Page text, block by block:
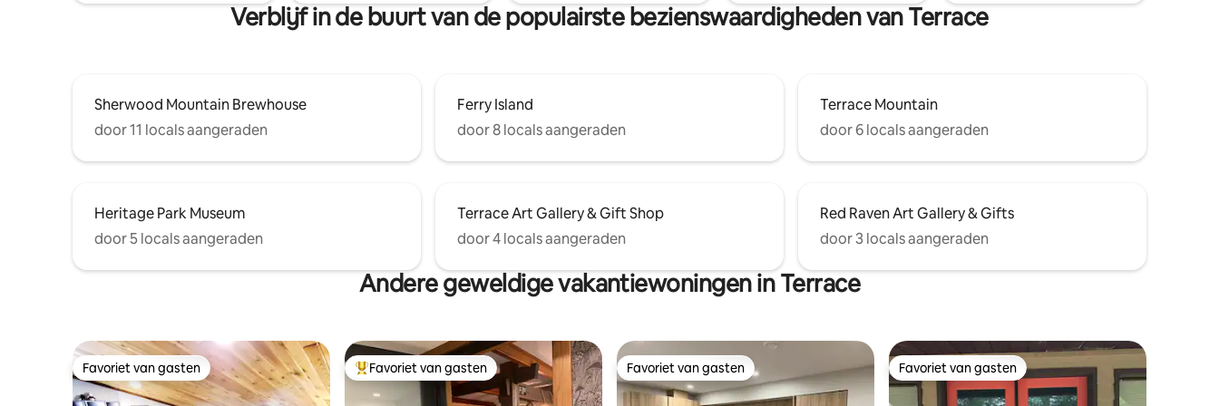
Lodge biedt een handige uitvalsbasis
voor je verblijf.
Verblijf in de buurt van de populairste bezienswaardigheden van Terrace
Sherwood Mountain Brewhouse
door 11 locals aangeraden
Ferry Island
door 8 locals aangeraden
Terrace Mountain
door 6 locals aangeraden
Heritage Park Museum
door 5 locals aangeraden
Terrace Art Gallery & Gift Shop
door 4 locals aangeraden
Red Raven Art Gallery & Gifts
door 3 locals aangeraden
Andere geweldige vakantiewoningen in Terrace
Favoriet van gasten
Favoriet van gasten Topfavoriet van gasten
Favoriet van gasten Favoriet van gasten
Favoriet van gasten Favoriet van gasten
Favoriet van gasten